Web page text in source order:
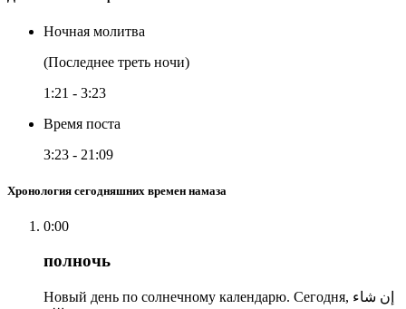
Ночная молитва
(Последнее треть ночи)
1:21 - 3:23
Время поста
3:23 - 21:09
Хронология сегодняшних времен намаза
0:00
полночь
Новый день по солнечному календарю. Сегодня, إن شاء